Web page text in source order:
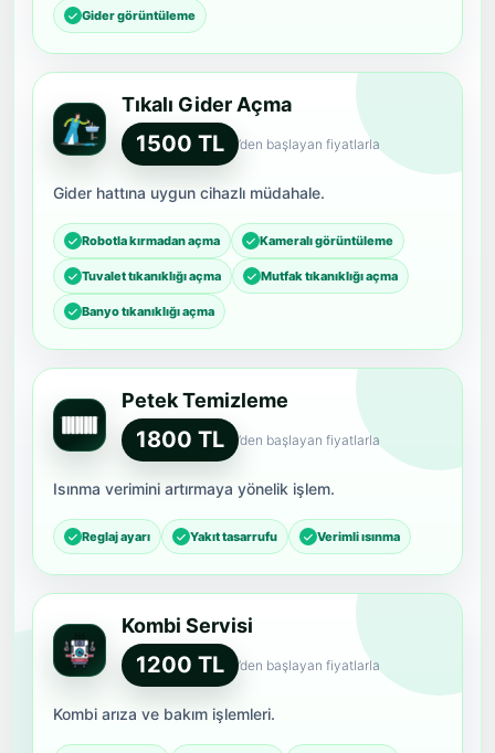
Gider görüntüleme
Tıkalı Gider Açma
1500 TL ’den başlayan fiyatlarla
Gider hattına uygun cihazlı müdahale.
Robotla kırmadan açma Kameralı görüntüleme
Tuvalet tıkanıklığı açma Mutfak tıkanıklığı açma
Banyo tıkanıklığı açma
Petek Temizleme
1800 TL ’den başlayan fiyatlarla
Isınma verimini artırmaya yönelik işlem.
Reglaj ayarı Yakıt tasarrufu Verimli ısınma
Kombi Servisi
1200 TL ’den başlayan fiyatlarla
Kombi arıza ve bakım işlemleri.